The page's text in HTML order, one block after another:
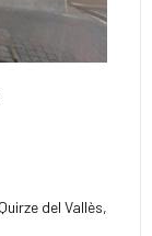
del Vallès,